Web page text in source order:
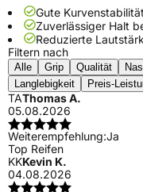
Gute Kurvenstabilität
Zuverlässiger Halt
Reduzierte
Filtern nach
Alle Grip Qualität
Langlebigkeit
Preis-
TAThomas A.
05.08.2026
Weiterempfehlung:Ja
Top Reifen
KKKevin K.
04.08.2026